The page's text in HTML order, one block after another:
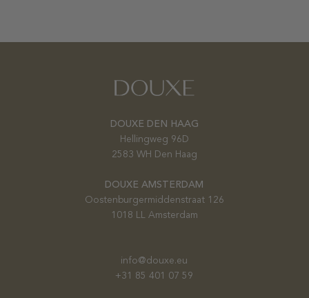
DOUXE DEN HAAG
Hellingweg 96D
2583 WH Den Haag
DOUXE AMSTERDAM
Oostenburgermiddenstraat 126
1018 LL Amsterdam
info@douxe.eu
+31 85 401 07 59